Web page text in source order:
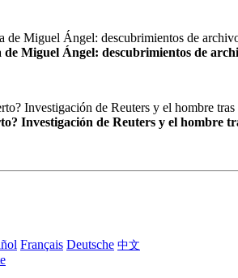
Miguel Ángel: descubrimientos de
Investigación de Reuters y el hombre
Français Deutsche 中文